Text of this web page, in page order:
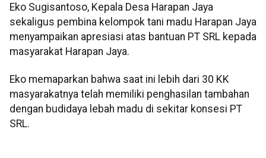
Eko Sugisantoso, Kepala Desa Harapan Jaya
sekaligus pembina kelompok tani madu Harapan Jaya
menyampaikan apresiasi atas bantuan PT SRL kepada
masyarakat Harapan Jaya.
Eko memaparkan bahwa saat ini lebih dari 30 KK
masyarakatnya telah memiliki penghasilan tambahan
dengan budidaya lebah madu di sekitar konsesi PT
SRL.